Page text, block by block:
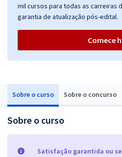
Sobre o curso Sobre o concurso
Sobre o curso
Satisfação garantida ou
mil cursos para todas as carreiras
garantia de atualização pós-edital.
Comece